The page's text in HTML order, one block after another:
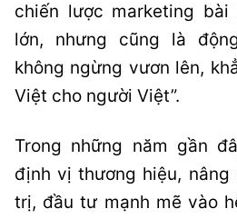
chiến lược marketing
lớn, nhưng cũng là
không ngừng vươn lên,
Việt cho người Việt”.
Trong những năm gần
định vị thương hiệu, nâng
trị, đầu tư mạnh mẽ vào